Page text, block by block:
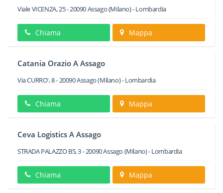
Viale VICENZA, 25-20090Assago(Milano) -Lombardia
Chiama Mappa
Catania Orazio A Assago
Via CURRO', 8-20090Assago(Milano) -Lombardia
Chiama Mappa
Ceva Logistics A Assago
STRADA PALAZZO B5, 3-20090Assago (Milano) -Lombardia
Chiama Mappa